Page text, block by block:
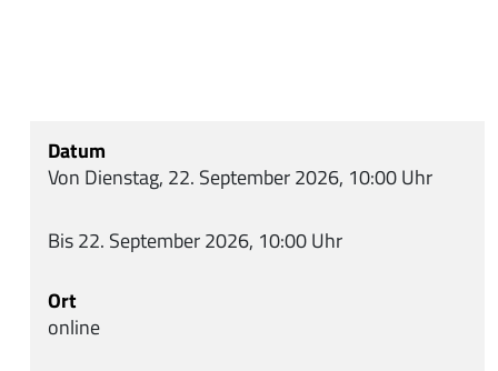
Datum
Von Dienstag, 22. September 2026, 10:00 Uhr
Bis 22. September 2026, 10:00 Uhr
Ort
online